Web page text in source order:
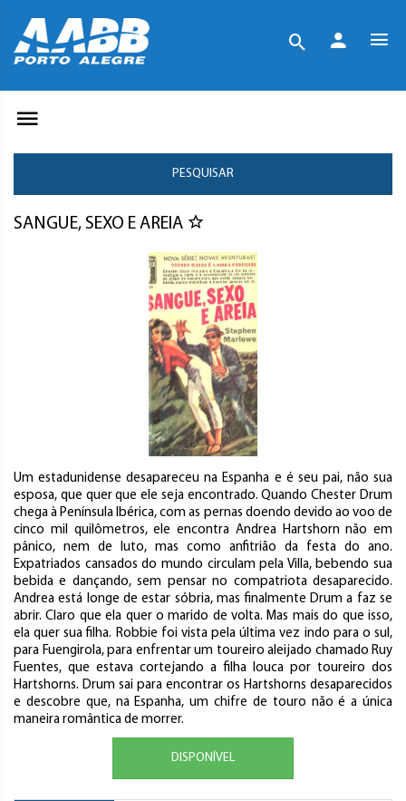
PESQUISAR
SANGUE, SEXO E AREIA
Um estadunidense desapareceu na Espanha e é seu pai, não sua
esposa, que quer que ele seja encontrado. Quando Chester Drum
chega à Península Ibérica, com as pernas doendo devido ao voo de
cinco mil quilômetros, ele encontra Andrea Hartshorn não em
pânico, nem de luto, mas como anfitrião da festa do ano.
Expatriados cansados do mundo circulam pela Villa, bebendo sua
bebida e dançando, sem pensar no compatriota desaparecido.
Andrea está longe de estar sóbria, mas finalmente Drum a faz se
abrir. Claro que ela quer o marido de volta. Mas mais do que isso,
ela quer sua filha. Robbie foi vista pela última vez indo para o sul,
para Fuengirola, para enfrentar um toureiro aleijado chamado Ruy
Fuentes, que estava cortejando a filha louca por toureiro dos
Hartshorns. Drum sai para encontrar os Hartshorns desaparecidos
e descobre que, na Espanha, um chifre de touro não é a única
maneira romântica de morrer.
DISPONÍVEL